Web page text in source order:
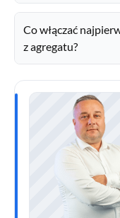
Co włączać
z agregatu?